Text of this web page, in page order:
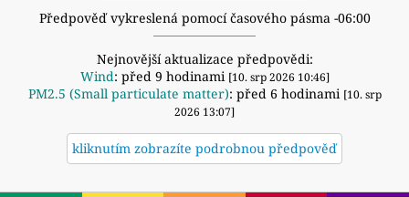
Předpověď vykreslená pomocí časového pásma -06:00
Nejnovější aktualizace předpovědi:
Wind: před 9 hodinami [10. srp 2026 10:46]
PM2.5 (Small particulate matter): před 6 hodinami [10. srp
2026 13:07]
kliknutím zobrazíte podrobnou předpověď